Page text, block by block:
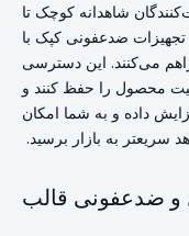
شاهدانه کوچک تا
ضدعفونی کپک با
می‌کنند. این دسترسی
محصول را حفظ کنند و
داده و به شما امکان
سریعتر به بازار برسید.
و ضدعفونی قالب